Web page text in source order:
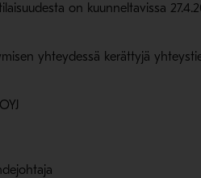
on kuunneltavissa
yhteydessä kerättyjä